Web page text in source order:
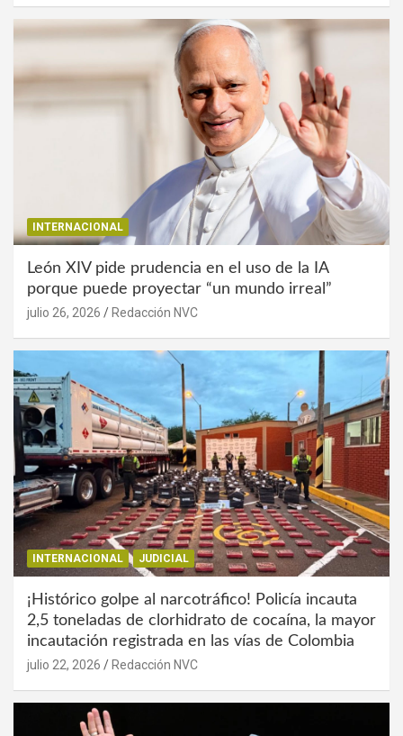
INTERNACIONAL
León XIV pide prudencia en el uso de la IA
porque puede proyectar “un mundo irreal”
julio 26, 2026 Redacción NVC
INTERNACIONAL JUDICIAL
¡Histórico golpe al narcotráfico! Policía incauta
2,5 toneladas de clorhidrato de cocaína, la mayor
incautación registrada en las vías de Colombia
julio 22, 2026 Redacción NVC